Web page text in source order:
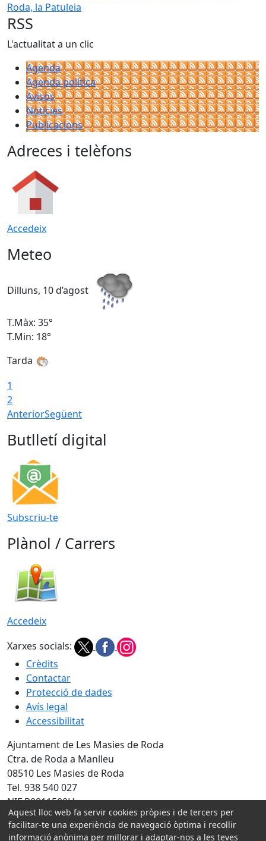
Roda, la Patuleia
RSS
L'actualitat a un clic
Agenda
Agenda política
Avisos
Notícies
Publicacions
Adreces i telèfons
Accedeix
Meteo
Dilluns, 10 d’agost
T.Màx: 35°
T.Min: 18°
Tarda
1
2
AnteriorSegüent
Butlletí digital
Subscriu-te
Plànol / Carrers
Accedeix
Xarxes socials:
Crèdits
Contactar
Protecció de dades
Avís legal
Accessibilitat
Ajuntament de Les Masies de Roda
Ctra. de Roda a Manlleu
08510 Les Masies de Roda
Tel. 938 540 027
NIF P0811500H
Amb la col·laboració de:
Aquest lloc web fa servir cookies pròpies i de tercers per
facilitar-te una experiència de navegació òptima i recollir
informació anònima per millorar i adaptar-nos a les teves